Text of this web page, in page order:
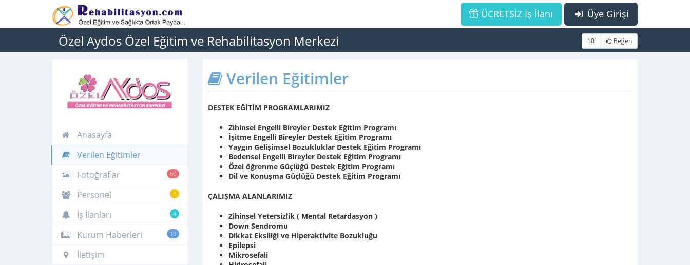
Üye Girişi
ÜCRETSİZ İş İlanı
Özel Aydos Özel Eğitim ve Rehabilitasyon Merkezi 10 Beğen
Anasayfa
Verilen Eğitimler
60
Fotoğraflar
1
Personel
4
İş İlanları
19
Kurum Haberleri
İletişim
Verilen Eğitimler
DESTEK EĞİTİM PROGRAMLARIMIZ
Zihinsel Engelli Bireyler Destek Eğitim Programı
İşitme Engelli Bireyler Destek Eğitim Programı
Yaygın Gelişimsel Bozukluklar Destek Eğitim Programı
Bedensel Engelli Bireyler Destek Eğitim Programı
Özel öğrenme Güçlüğü Destek Eğitim Programı
Dil ve Konuşma Güçlüğü Destek Eğitim Programı
ÇALIŞMA ALANLARIMIZ
Zihinsel Yetersizlik ( Mental Retardasyon )
Down Sendromu
Dikkat Eksiliği ve Hiperaktivite Bozukluğu
Epilepsi
Mikrosefali